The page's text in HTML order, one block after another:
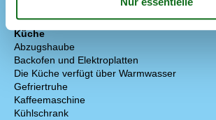
Küche
Abzugshaube
Backofen und Elektroplatten
Die Küche verfügt über Warmwasser
Gefriertruhe
Kaffeemaschine
Kühlschrank